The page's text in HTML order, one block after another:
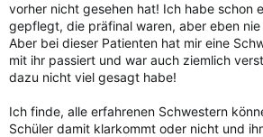
vorher nicht gesehen hat! Ich habe schon
gepflegt, die präfinal waren, aber eben
Aber bei dieser Patienten hat mir eine
mit ihr passiert und war auch ziemlich
dazu nicht viel gesagt habe!
Ich finde, alle erfahrenen Schwestern
Schüler damit klarkommt oder nicht und